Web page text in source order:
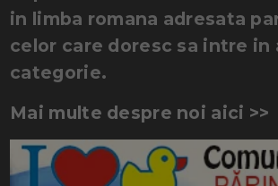
in limba romana adresata
celor care doresc sa intre in
categorie.
Mai multe despre noi aici >>